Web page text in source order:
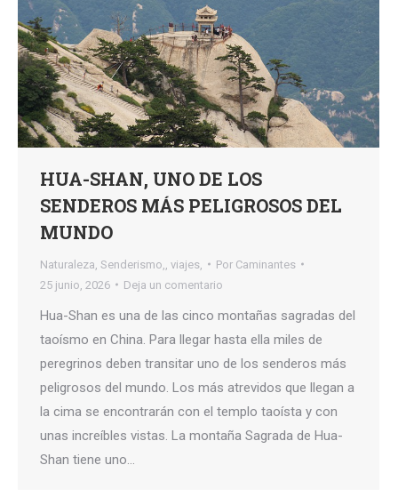
HUA-SHAN, UNO DE LOS
SENDEROS MÁS PELIGROSOS DEL
MUNDO
Naturaleza Senderismo, viajes, Por Caminantes
25 junio, 2026
Deja un comentario
Hua-Shan es una de las cinco montañas sagradas del
taoísmo en China. Para llegar hasta ella miles de
peregrinos deben transitar uno de los senderos más
peligrosos del mundo. Los más atrevidos que llegan a
la cima se encontrarán con el templo taoísta y con
unas increíbles vistas. La montaña Sagrada de Hua-
Shan tiene uno…